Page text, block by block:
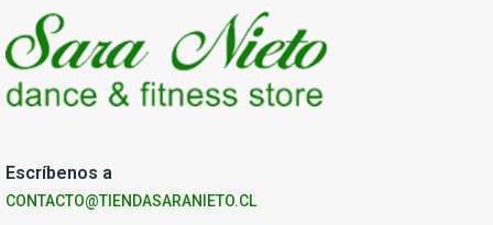
Escríbenos a
CONTACTO@TIENDASARANIETO.CL